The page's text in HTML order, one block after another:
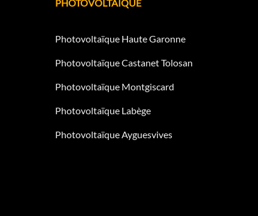
PHOTOVOLTAÏQUE
Photovoltaïque Haute Garonne
Photovoltaïque Castanet Tolosan
Photovoltaïque Montgiscard
Photovoltaïque Labège
Photovoltaïque Ayguesvives